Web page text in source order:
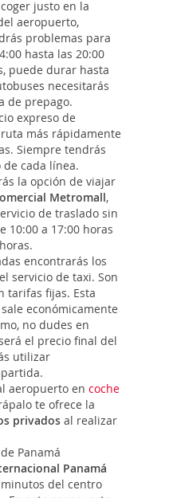
justo en la
aeropuerto,
problemas para
hasta las 20:00
puede durar hasta
necesitarás
de prepago.
expreso de
más rápidamente
Siempre tendrás
cada línea.
la opción de viajar
Metromall,
de traslado sin
10:00 a 17:00 horas
encontrarás los
servicio de taxi. Son
tarifas fijas. Esta
económicamente
no dudes en
el precio final del
utilizar
aeropuerto en coche
te ofrece la
privados al realizar
Panamá
Panamá
minutos del centro